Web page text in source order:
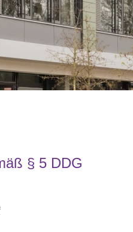
§ 5 DDG